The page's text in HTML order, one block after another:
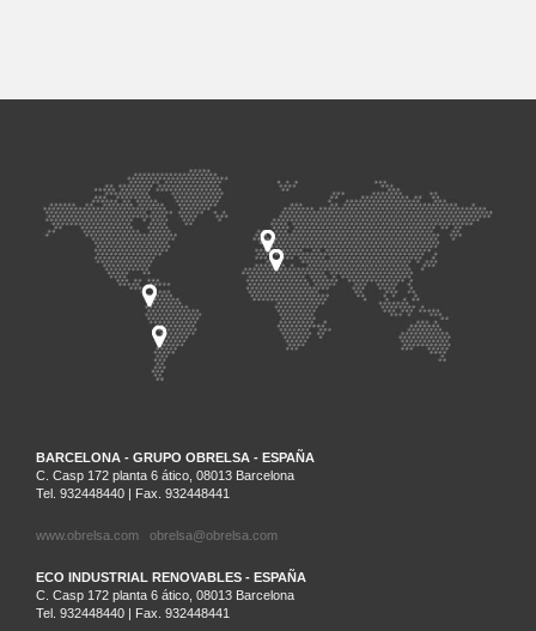
BARCELONA - GRUPO OBRELSA - ESPAÑA
C. Casp 172 planta 6 ático, 08013 Barcelona
Tel. 932448440 | Fax. 932448441
www.obrelsa.com obrelsa@obrelsa.com
ECO INDUSTRIAL RENOVABLES - ESPAÑA
C. Casp 172 planta 6 ático, 08013 Barcelona
Tel. 932448440 | Fax. 932448441